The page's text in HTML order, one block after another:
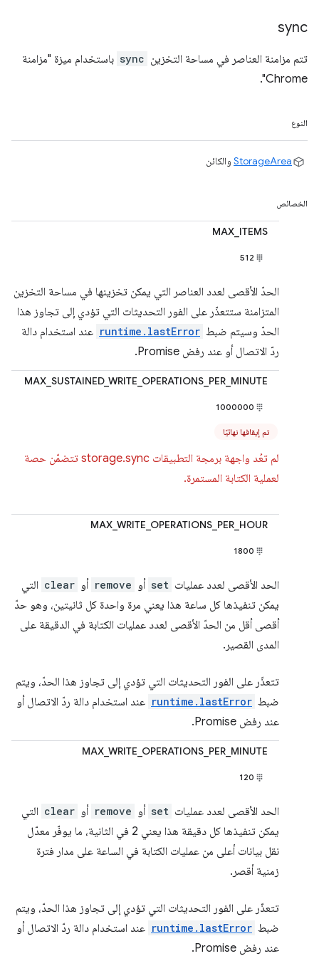
sync
تتم مزامنة العناصر في مساحة التخزين sync باستخدام ميزة "مزامنة
Chrome".
النوع
StorageArea والكائن
الخصائص
MAX_ITEMS
512
الحدّ الأقصى لعدد العناصر التي يمكن تخزينها في مساحة التخزين
المتزامنة ستتعذّر على الفور التحديثات التي تؤدي إلى تجاوز هذا
الحدّ وسيتم ضبط runtime.lastError عند استخدام دالة
ردّ الاتصال أو عند رفض Promise.
MAX_SUSTAINED_WRITE_OPERATIONS_PER_MINUTE
1000000
تم إيقافها نهائيًا
لم تعُد واجهة برمجة التطبيقات storage.sync تتضمّن حصة
لعملية الكتابة المستمرة.
MAX_WRITE_OPERATIONS_PER_HOUR
1800
الحد الأقصى لعدد عمليات set أو remove أو clear التي
يمكن تنفيذها كل ساعة هذا يعني مرة واحدة كل ثانيتين، وهو حدّ
أقصى أقل من الحدّ الأقصى لعدد عمليات الكتابة في الدقيقة على
المدى القصير.
تتعذّر على الفور التحديثات التي تؤدي إلى تجاوز هذا الحدّ، ويتم
ضبط runtime.lastError عند استخدام دالة ردّ الاتصال أو
عند رفض Promise.
MAX_WRITE_OPERATIONS_PER_MINUTE
120
الحد الأقصى لعدد عمليات set أو remove أو clear التي
يمكن تنفيذها كل دقيقة هذا يعني 2 في الثانية، ما يوفّر معدّل
نقل بيانات أعلى من عمليات الكتابة في الساعة على مدار فترة
زمنية أقصر.
تتعذّر على الفور التحديثات التي تؤدي إلى تجاوز هذا الحدّ، ويتم
ضبط runtime.lastError عند استخدام دالة ردّ الاتصال أو
عند رفض Promise.